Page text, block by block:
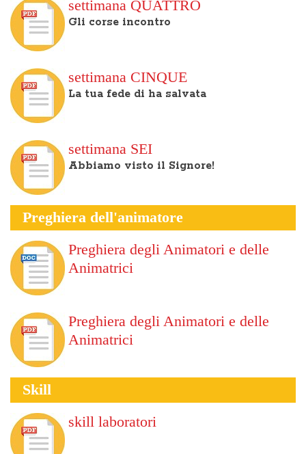
settimana QUATTRO
Gli corse incontro
settimana CINQUE
La tua fede di ha salvata
settimana SEI
Abbiamo visto il Signore!
Preghiera dell'animatore
Preghiera degli Animatori e delle
Animatrici
Preghiera degli Animatori e delle
Animatrici
Skill
skill laboratori